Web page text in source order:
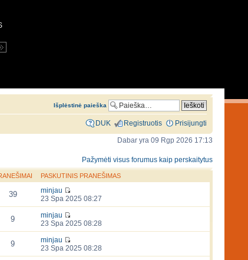
Išplėstinė paieška
DUK Registruotis Prisijungti
Dabar yra 09 Rgp 2026 17:13
Pažymėti visus forumus kaip perskaitytus
PASKUTINIS PRANEŠIMAS
39
minjau
23 Spa 2025 08:27
9
minjau
23 Spa 2025 08:28
9
minjau
23 Spa 2025 08:28